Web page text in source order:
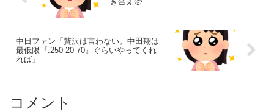
中日ファン「贅沢は言わない。中田翔は
最低限『.250 20 70』ぐらいやってくれ
れば」
コメント